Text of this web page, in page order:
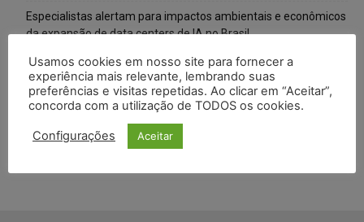
Especialistas alertam para impactos ambientais e econômicos
da expansão de data centers de IA no Brasil
TSE reforça que sistemas das urnas eletrônicas tornam-se
invioláveis após assinatura digital e lacração
STF inicia julgamento sobre constitucionalidade da proibição
dos jogos de azar no Brasil
Usamos cookies em nosso site para fornecer a
experiência mais relevante, lembrando suas
preferências e visitas repetidas. Ao clicar em “Aceitar”,
concorda com a utilização de TODOS os cookies.
Configurações Aceitar